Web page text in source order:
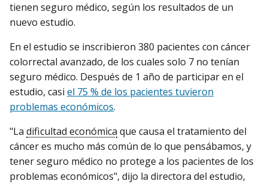
tienen seguro médico, según los resultados de un
nuevo estudio.
En el estudio se inscribieron 380 pacientes con cáncer
colorrectal avanzado, de los cuales solo 7 no tenían
seguro médico. Después de 1 año de participar en el
estudio, casi el 75 % de los pacientes tuvieron
problemas económicos.
"La dificultad económica que causa el tratamiento del
cáncer es mucho más común de lo que pensábamos, y
tener seguro médico no protege a los pacientes de los
problemas económicos", dijo la directora del estudio,